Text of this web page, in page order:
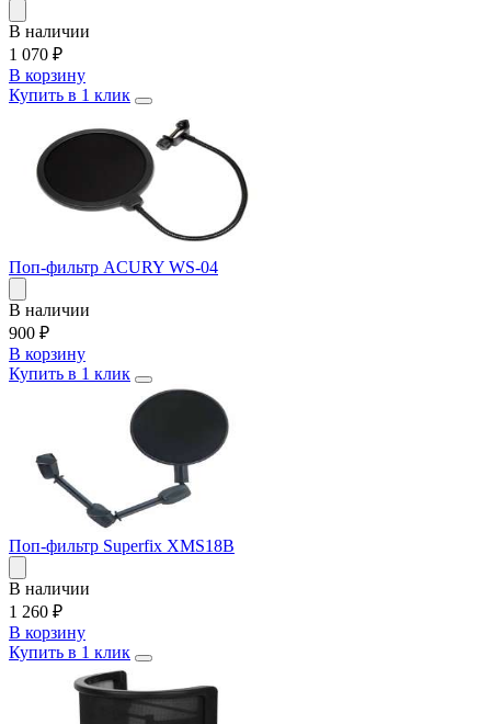
В наличии
1 070 ₽
В корзину
Купить в 1 клик
Поп-фильтр ACURY WS-04
В наличии
900 ₽
В корзину
Купить в 1 клик
Поп-фильтр Superfix XMS18B
В наличии
1 260 ₽
В корзину
Купить в 1 клик